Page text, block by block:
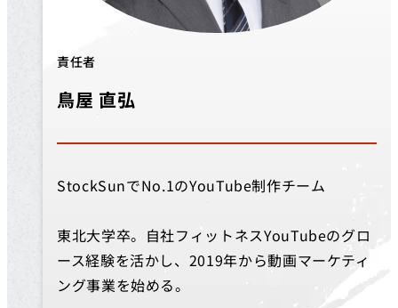
責任者
鳥屋 直弘
StockSunでNo.1のYouTube制作チーム
東北大学卒。自社フィットネスYouTubeのグロ
ース経験を活かし、2019年から動画マーケティ
ング事業を始める。